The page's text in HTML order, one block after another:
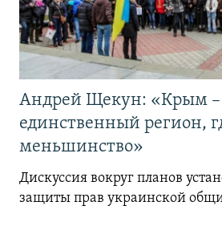
Андрей Щекун: «Крым –
единственный регион,
меньшинство»
Дискуссия вокруг планов
защиты прав украинской